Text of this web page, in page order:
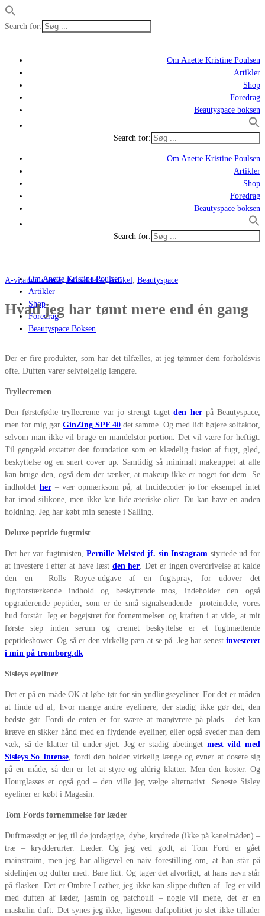
Search for:
Om Anette Kristine Poulsen
Artikler
Shop
Foredrag
Beautyspace boksen
Search for:
Om Anette Kristine Poulsen
Artikler
Shop
Foredrag
Beautyspace boksen
Search for:
Om Anette Kristine Poulsen
Artikler
Shop
Foredrag
Beautyspace Boksen
A-vitamin creme,Anmeldelse,Artikel, Beautyspace
Hvad jeg har tømt mere end én gang
Der er fire produkter, som har det tilfælles, at jeg tømmer dem forholdsvis
ofte. Duften varer selvfølgelig længere.
Tryllecremen
Den førstefødte tryllecreme var jo strengt tagetden herpå Beautyspace,
men for mig gør GinZing SPF 40 det samme. Og med lidt højere solfaktor,
selvom man ikke vil bruge en mandelstor portion. Det vil være for heftigt.
Til gengæld erstatter den foundation som en klædelig fusion af fugt, glød,
beskyttelse og en snert cover up. Samtidig så minimalt makeuppet at alle
kan bruge den, også dem der tænker, at makeup ikke er noget for dem. Se
indholdet her– vær opmærksom på, at Incidecoder jo for eksempel intet
har imod silikone, men ikke kan lide æteriske olier. Du kan have en anden
holdning. Jeg har købt min seneste i Salling.
Deluxe peptide fugtmist
Det her var fugtmisten,Pernille Melsted jf. sin Instagram styrtede ud for
at investere i efter at have læst den her. Det er ingen overdrivelse at kalde
den en Rolls Royce-udgave af en fugtspray, for udover det
fugtforstærkende indhold og beskyttende mos, indeholder den også
opgraderende peptider, som er de små signalsendende proteindele, vores
hud forstår. Jeg er begejstret for fornemmelsen og kraften i at vide, at mit
første step inden serum og cremet beskyttelse er et fugtmættende
peptideshower. Og så er den virkelig pæn at se på. Jeg har senest investeret
i min på tromborg.dk
Sisleys eyeliner
Det er på en måde OK at løbe tør for sin yndlingseyeliner. For det er måden
at finde ud af, hvor mange andre eyelinere, der stadig ikke gør det, den
bedste gør. Fordi de enten er for svære at manøvrere på plads – det kan
kræve en sikker hånd med en flydende eyeliner, eller også sveder man dem
væk, så de klatter til under øjet. Jeg er stadig ubetinget mest vild med
Sisleys So Intense, fordi den holder virkelig længe og evner at dosere sig
på en måde, så den er let at styre og aldrig klatter. Men den koster. Og
Hourglasses er også god – den ville jeg vælge alternativt. Seneste Sisley
eyeliner er købt i Magasin.
Tom Fords fornemmelse for læder
Duftmæssigt er jeg til de jordagtige, dybe, krydrede (ikke på kanelmåden) –
træ – krydderurter. Læder. Og jeg ved godt, at Tom Ford er gået
mainstraim, men jeg har alligevel en naiv forestilling om, at han står på
sidelinjen og dufter med. Bare lidt. Og tager det alvorligt, at hans navn står
på flasken. Det er Ombre Leather, jeg ikke kan slippe duften af. Jeg er vild
med duften af læder, jasmin og patchouli – nogle vil mene, det er en
maskulin duft. Det synes jeg ikke, ligesom duftpolitiet jo slet ikke tillader